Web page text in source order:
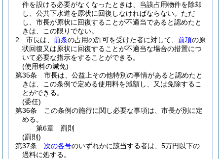
件を設ける必要がなくなったときは、当該占用物件を除却
し、公共下水道を原状に回復しなければならない。 ただ
し、市長が原状に回復することが不適当であると認めたと
きは、この限りでない。
2
市長は、 前条の占用の許可を受けた者に対して、 前項の原
状回復又は原状に回復することが不適当な場合の措置につ
いて必要な指示をすることができる。
(使用料の減免)
第35条
市長は、公益上その他特別の事情があると認めたと
きは、この条例で定める使用料を減額し、又は免除するこ
とができる。
(委任)
第36条
この条例の施行に関し必要な事項は、市長が別に定
める。
第6章
罰則
(罰則)
第37条
次の各号のいずれかに該当する者は、5万円以下の
過料に処する。